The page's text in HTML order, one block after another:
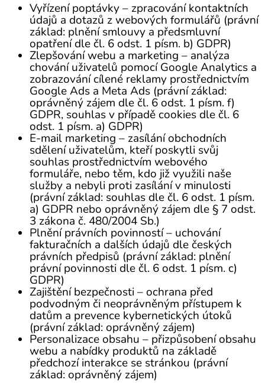
Vyřízení poptávky – zpracování kontaktních
údajů a dotazů z webových formulářů (právní
základ: plnění smlouvy a předsmluvní
opatření dle čl. 6 odst. 1 písm. b) GDPR)
Zlepšování webu a marketing – analýza
chování uživatelů pomocí Google Analytics a
zobrazování cílené reklamy prostřednictvím
Google Ads a Meta Ads (právní základ:
oprávněný zájem dle čl. 6 odst. 1 písm. f)
GDPR, souhlas v případě cookies dle čl. 6
odst. 1 písm. a) GDPR)
E-mail marketing – zasílání obchodních
sdělení uživatelům, kteří poskytli svůj
souhlas prostřednictvím webového
formuláře, nebo těm, kdo již využili naše
služby a nebyli proti zasílání v minulosti
(právní základ: souhlas dle čl. 6 odst. 1 písm.
a) GDPR nebo oprávněný zájem dle § 7 odst.
3 zákona č. 480/2004 Sb.)
Plnění právních povinností – uchování
fakturačních a dalších údajů dle českých
právních předpisů (právní základ: plnění
právní povinnosti dle čl. 6 odst. 1 písm. c)
GDPR)
Zajištění bezpečnosti – ochrana před
podvodným či neoprávněným přístupem k
datům a prevence kybernetických útoků
(právní základ: oprávněný zájem)
Personalizace obsahu – přizpůsobení obsahu
webu a nabídky produktů na základě
předchozí interakce se stránkou (právní
základ: oprávněný zájem)